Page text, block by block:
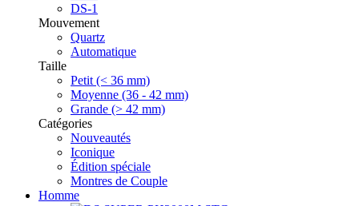
DS-1
Mouvement
Quartz
Automatique
Taille
Petit (< 36 mm)
Moyenne (36 - 42 mm)
Grande (> 42 mm)
Catégories
Nouveautés
Iconique
Édition spéciale
Montres de Couple
Homme